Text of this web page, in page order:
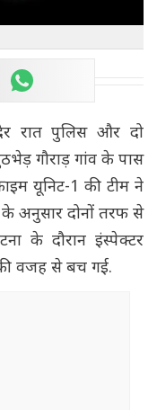
रात पुलिस और दो
गौराड़ गांव के पास
यूनिट-1 की टीम ने
के अनुसार दोनों तरफ से
के दौरान इंस्पेक्टर
वजह से बच गई.